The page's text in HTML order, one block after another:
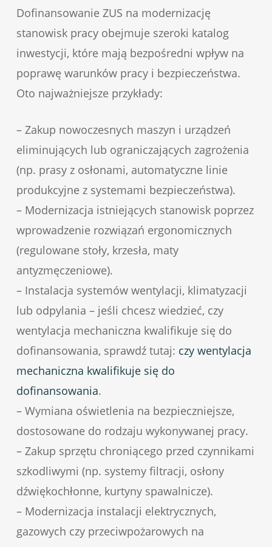
Dofinansowanie ZUS na modernizację
stanowisk pracy obejmuje szeroki katalog
inwestycji, które mają bezpośredni wpływ na
poprawę warunków pracy i bezpieczeństwa.
Oto najważniejsze przykłady:
– Zakup nowoczesnych maszyn i urządzeń
eliminujących lub ograniczających zagrożenia
(np. prasy z osłonami, automatyczne linie
produkcyjne z systemami bezpieczeństwa).
– Modernizacja istniejących stanowisk poprzez
wprowadzenie rozwiązań ergonomicznych
(regulowane stoły, krzesła, maty
antyzmęczeniowe).
– Instalacja systemów wentylacji, klimatyzacji
lub odpylania – jeśli chcesz wiedzieć, czy
wentylacja mechaniczna kwalifikuje się do
dofinansowania, sprawdź tutaj: czy wentylacja
mechaniczna kwalifikuje się do
dofinansowania.
– Wymiana oświetlenia na bezpieczniejsze,
dostosowane do rodzaju wykonywanej pracy.
– Zakup sprzętu chroniącego przed czynnikami
szkodliwymi (np. systemy filtracji, osłony
dźwiękochłonne, kurtyny spawalnicze).
– Modernizacja instalacji elektrycznych,
gazowych czy przeciwpożarowych na